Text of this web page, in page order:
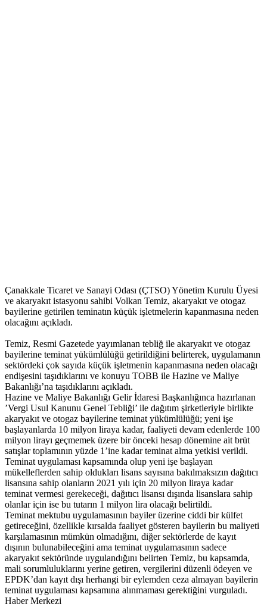
Çanakkale Ticaret ve Sanayi Odası (ÇTSO) Yönetim Kurulu Üyesi
ve akaryakıt istasyonu sahibi Volkan Temiz, akaryakıt ve otogaz
bayilerine getirilen teminatın küçük işletmelerin kapanmasına neden
olacağını açıkladı.
Temiz, Resmi Gazetede yayımlanan tebliğ ile akaryakıt ve otogaz
bayilerine teminat yükümlülüğü getirildiğini belirterek, uygulamanın
sektördeki çok sayıda küçük işletmenin kapanmasına neden olacağı
endişesini taşıdıklarını ve konuyu TOBB ile Hazine ve Maliye
Bakanlığı’na taşıdıklarını açıkladı.
Hazine ve Maliye Bakanlığı Gelir İdaresi Başkanlığınca hazırlanan
’Vergi Usul Kanunu Genel Tebliği’ ile dağıtım şirketleriyle birlikte
akaryakıt ve otogaz bayilerine teminat yükümlülüğü; yeni işe
başlayanlarda 10 milyon liraya kadar, faaliyeti devam edenlerde 100
milyon lirayı geçmemek üzere bir önceki hesap dönemine ait brüt
satışlar toplamının yüzde 1’ine kadar teminat alma yetkisi verildi.
Teminat uygulaması kapsamında olup yeni işe başlayan
mükelleflerden sahip oldukları lisans sayısına bakılmaksızın dağıtıcı
lisansına sahip olanların 2021 yılı için 20 milyon liraya kadar
teminat vermesi gerekeceği, dağıtıcı lisansı dışında lisanslara sahip
olanlar için ise bu tutarın 1 milyon lira olacağı belirtildi.
Teminat mektubu uygulamasının bayiler üzerine ciddi bir külfet
getireceğini, özellikle kırsalda faaliyet gösteren bayilerin bu maliyeti
karşılamasının mümkün olmadığını, diğer sektörlerde de kayıt
dışının bulunabileceğini ama teminat uygulamasının sadece
akaryakıt sektöründe uygulandığını belirten Temiz, bu kapsamda,
mali sorumluluklarını yerine getiren, vergilerini düzenli ödeyen ve
EPDK’dan kayıt dışı herhangi bir eylemden ceza almayan bayilerin
teminat uygulaması kapsamına alınmaması gerektiğini vurguladı.
Haber Merkezi